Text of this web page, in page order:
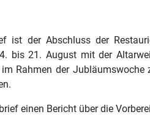
ist der Abschluss der
bis 21. August mit der
Rahmen der
einen Bericht über die